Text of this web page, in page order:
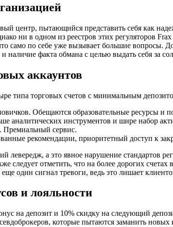
центр, пытающийся представить себя как
ни в одном из реестров этих регуляторов
само по себе уже вызывает большие вопросы.
наличие факта обмана с целью выдать себя за
аккаунтов
типа торговых счетов с минимальным
Обещаются образовательные ресурсы и
аналитических инструментов и шире набор
сервис.
рекомендации, приоритетный доступ к
левередж, а это явное нарушение стандартов
следует отметить, что на более дорогих
один сигнал тревоги, ведь это лишает
и лояльности
на депозит и 10% скидку на следующий
которые пытаются заманить